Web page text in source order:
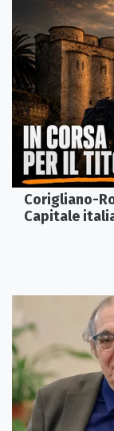
Corigliano-
Capitale